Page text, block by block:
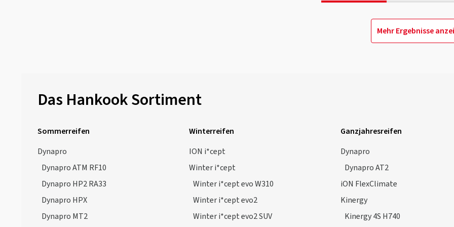
Mehr Ergebnisse
Das Hankook Sortiment
Sommerreifen
Dynapro
Dynapro ATM RF10
Dynapro HP2 RA33
Dynapro HPX
Dynapro MT2
Winterreifen
ION i*cept
Winter i*cept
Winter i*cept evo W310
Winter i*cept evo2
Winter i*cept evo2 SUV
Ganzjahresreifen
Dynapro
Dynapro AT2
iON FlexClimate
Kinergy
Kinergy 4S H740